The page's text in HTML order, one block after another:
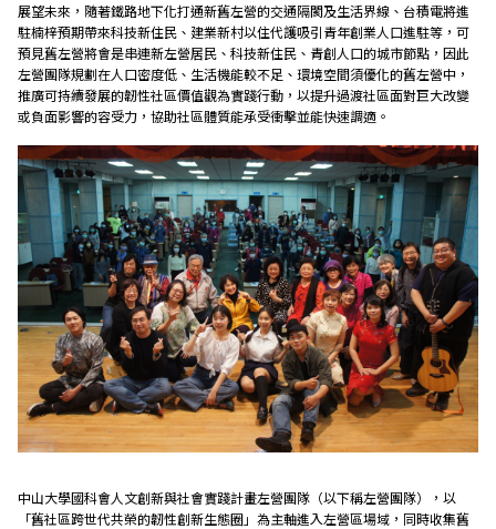
研究成果
外部連結
EN
展望未來，隨著鐵路地下化打通新舊左營的交通隔閡及生活界線、台積電將進
駐楠梓預期帶來科技新住民、建業新村以住代護吸引青年創業人口進駐等，可
預見舊左營將會是串連新左營居民、科技新住民、青創人口的城市節點，因此
左營團隊規劃在人口密度低、生活機能較不足、環境空間須優化的舊左營中，
推廣可持續發展的韌性社區價值觀為實踐行動，以提升過渡社區面對巨大改變
或負面影響的容受力，協助社區體質能承受衝擊並能快速調適。
中山大學國科會人文創新與社會實踐計畫左營團隊（以下稱左營團隊），以
「舊社區跨世代共榮的韌性創新生態圈」為主軸進入左營區場域，同時收集舊